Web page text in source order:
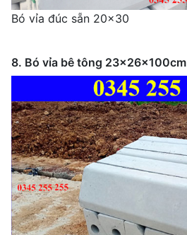
Bó vỉa đúc sẵn 20x30
8. Bó vỉa bê tông 23x26x100cm